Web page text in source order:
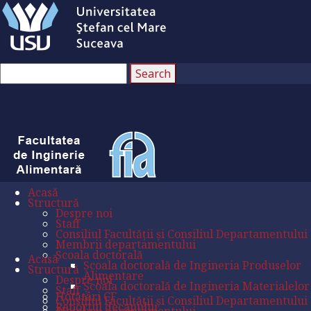
Acasă
Structură
Despre noi
Staff
Consiliul Facultății și Consiliul Departamentului
Membrii departamentului
Școala doctorală
Școala doctorală de Ingineria Produselor
Alimentare
Școala doctorală de Ingineria Materialelor
Hotătâri CF
Raportul decanului
Acasă
Structură
Despre noi
Staff
Consiliul Facultății și Consiliul Departamentului